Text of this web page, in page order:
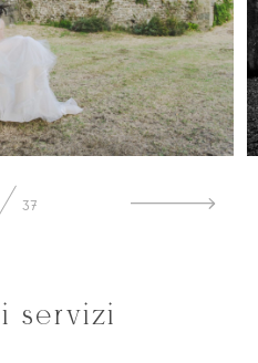
37
servizi